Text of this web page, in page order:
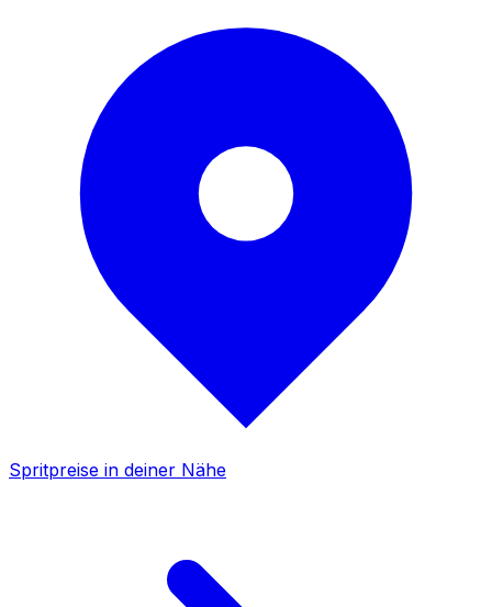
Spritpreise in deiner Nähe